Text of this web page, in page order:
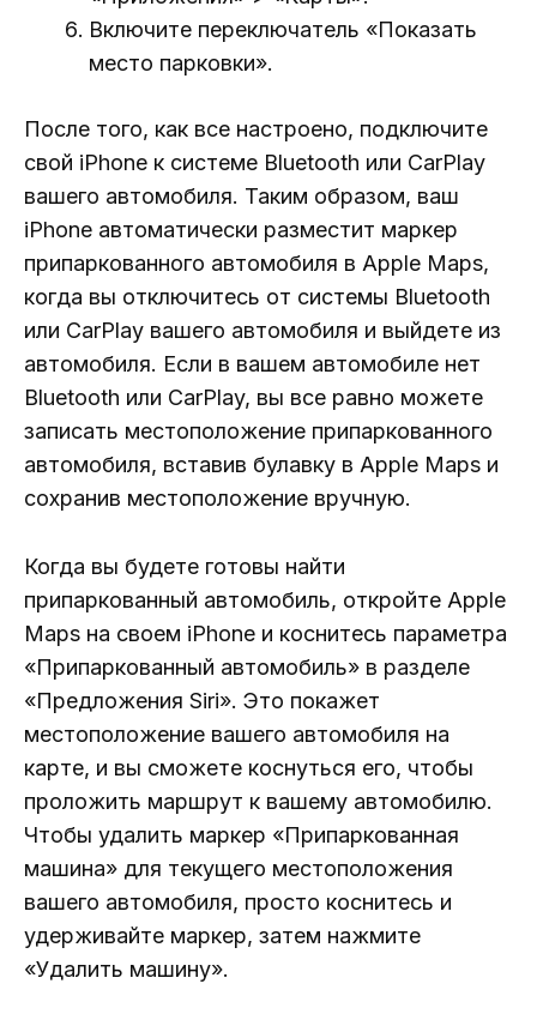
Включите переключатель «Показать
место парковки».
После того, как все настроено, подключите
свой iPhone к системе Bluetooth или CarPlay
вашего автомобиля. Таким образом, ваш
iPhone автоматически разместит маркер
припаркованного автомобиля в Apple Maps,
когда вы отключитесь от системы Bluetooth
или CarPlay вашего автомобиля и выйдете из
автомобиля. Если в вашем автомобиле нет
Bluetooth или CarPlay, вы все равно можете
записать местоположение припаркованного
автомобиля, вставив булавку в Apple Maps и
сохранив местоположение вручную.
Когда вы будете готовы найти
припаркованный автомобиль, откройте Apple
Maps на своем iPhone и коснитесь параметра
«Припаркованный автомобиль» в разделе
«Предложения Siri». Это покажет
местоположение вашего автомобиля на
карте, и вы сможете коснуться его, чтобы
проложить маршрут к вашему автомобилю.
Чтобы удалить маркер «Припаркованная
машина» для текущего местоположения
вашего автомобиля, просто коснитесь и
удерживайте маркер, затем нажмите
«Удалить машину».